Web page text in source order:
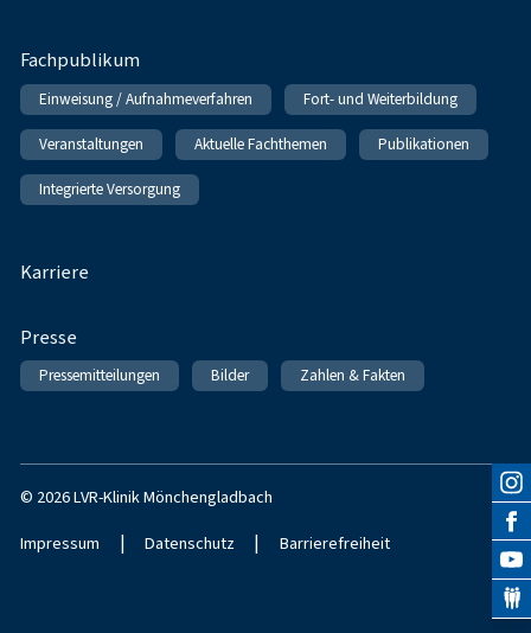
Fachpublikum
Einweisung / Aufnahmeverfahren Fort- und Weiterbildung
Veranstaltungen Aktuelle Fachthemen Publikationen
Integrierte Versorgung
Karriere
Presse
Pressemitteilungen Bilder Zahlen & Fakten
© 2026 LVR-Klinik Mönchengladbach
Impressum | Datenschutz | Barrierefreiheit